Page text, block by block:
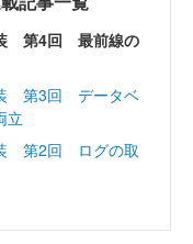
装 第4回 最前線の
装 第3回 データベ
立
第2回 ログの取